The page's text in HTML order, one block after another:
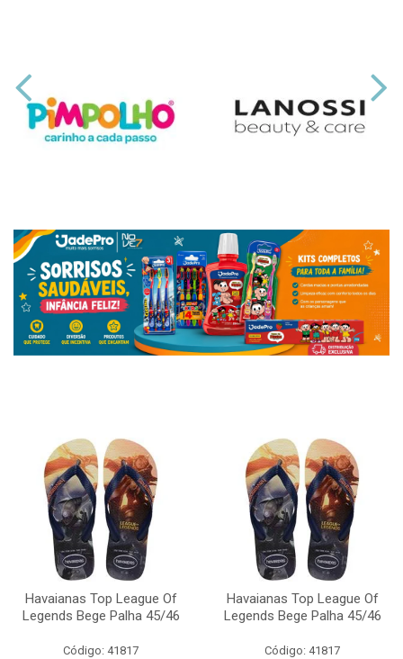
Havaianas Top League Of
Legends Bege Palha 45/46
Código: 41817
Havaianas Top League Of
Legends Bege Palha 45/46
Código: 41817